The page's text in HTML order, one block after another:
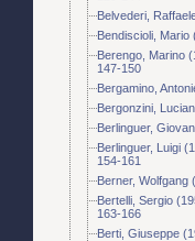
Belvederi,
Bendiscioli, Mario
Berengo, Marino
147-150
Bergamino,
Bergonzini,
Berlinguer,
Berlinguer, Luigi
154-161
Berner, Wolfgang
Bertelli, Sergio
163-166
Berti, Giuseppe